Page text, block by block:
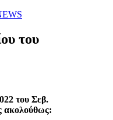
του
του Σεβ.
ακολούθως: